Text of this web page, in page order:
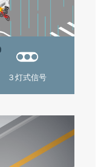
３灯式信号